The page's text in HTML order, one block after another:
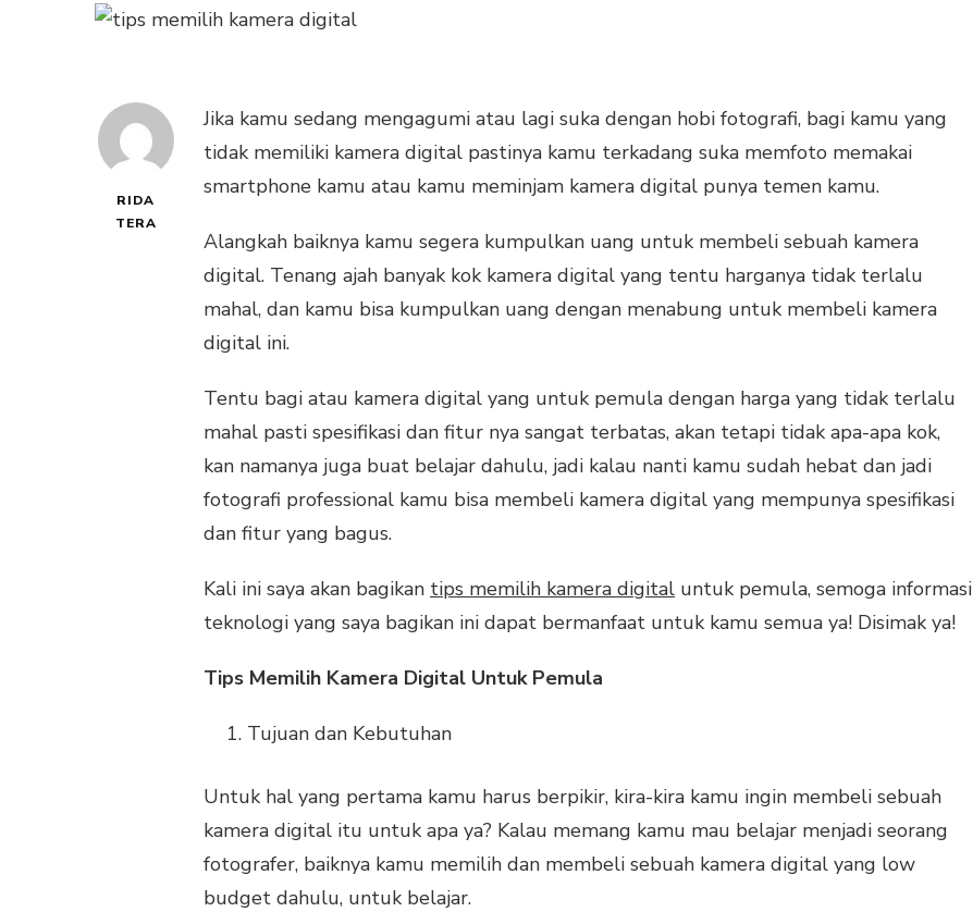
RIDA
TERA
Jika kamu sedang mengagumi atau lagi suka dengan hobi fotografi, bagi kamu yang
tidak memiliki kamera digital pastinya kamu terkadang suka memfoto memakai
smartphone kamu atau kamu meminjam kamera digital punya temen kamu.
Alangkah baiknya kamu segera kumpulkan uang untuk membeli sebuah kamera
digital. Tenang ajah banyak kok kamera digital yang tentu harganya tidak terlalu
mahal, dan kamu bisa kumpulkan uang dengan menabung untuk membeli kamera
digital ini.
Tentu bagi atau kamera digital yang untuk pemula dengan harga yang tidak terlalu
mahal pasti spesifikasi dan fitur nya sangat terbatas, akan tetapi tidak apa-apa kok,
kan namanya juga buat belajar dahulu, jadi kalau nanti kamu sudah hebat dan jadi
fotografi professional kamu bisa membeli kamera digital yang mempunya spesifikasi
dan fitur yang bagus.
Kali ini saya akan bagikan tips memilih kamera digital untuk pemula, semoga informasi
teknologi yang saya bagikan ini dapat bermanfaat untuk kamu semua ya! Disimak ya!
Tips Memilih Kamera Digital Untuk Pemula
Tujuan dan Kebutuhan
Untuk hal yang pertama kamu harus berpikir, kira-kira kamu ingin membeli sebuah
kamera digital itu untuk apa ya? Kalau memang kamu mau belajar menjadi seorang
fotografer, baiknya kamu memilih dan membeli sebuah kamera digital yang low
budget dahulu, untuk belajar.